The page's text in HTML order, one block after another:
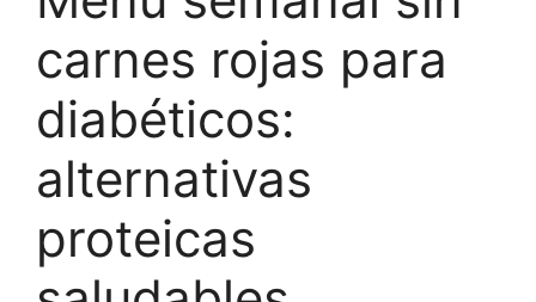
carnes rojas para
diabéticos:
alternativas
proteicas